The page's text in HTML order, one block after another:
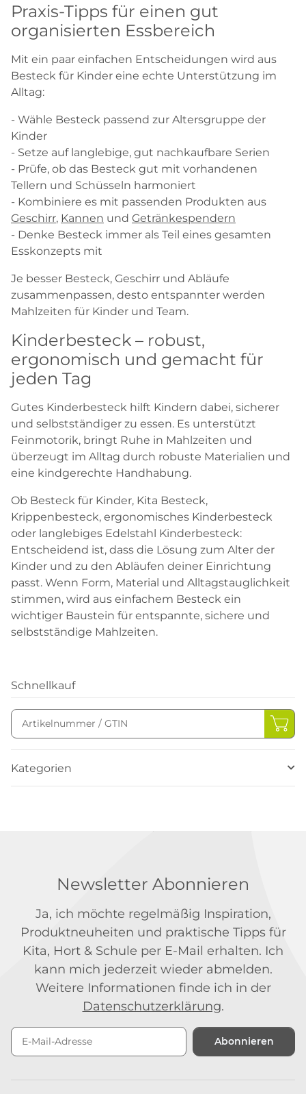
Praxis-Tipps für einen gut
organisierten Essbereich
Mit ein paar einfachen Entscheidungen wird aus
Besteck für Kinder eine echte Unterstützung im
Alltag:
- Wähle Besteck passend zur Altersgruppe der
Kinder
- Setze auf langlebige, gut nachkaufbare Serien
- Prüfe, ob das Besteck gut mit vorhandenen
Tellern und Schüsseln harmoniert
- Kombiniere es mit passenden Produkten aus
Geschirr, Kannen und Getränkespendern
- Denke Besteck immer als Teil eines gesamten
Esskonzepts mit
Je besser Besteck, Geschirr und Abläufe
zusammenpassen, desto entspannter werden
Mahlzeiten für Kinder und Team.
Kinderbesteck – robust,
ergonomisch und gemacht für
jeden Tag
Gutes Kinderbesteck hilft Kindern dabei, sicherer
und selbstständiger zu essen. Es unterstützt
Feinmotorik, bringt Ruhe in Mahlzeiten und
überzeugt im Alltag durch robuste Materialien und
eine kindgerechte Handhabung.
Ob Besteck für Kinder, Kita Besteck,
Krippenbesteck, ergonomisches Kinderbesteck
oder langlebiges Edelstahl Kinderbesteck:
Entscheidend ist, dass die Lösung zum Alter der
Kinder und zu den Abläufen deiner Einrichtung
passt. Wenn Form, Material und Alltagstauglichkeit
stimmen, wird aus einfachem Besteck ein
wichtiger Baustein für entspannte, sichere und
selbstständige Mahlzeiten.
Schnellkauf
Kategorien
Newsletter Abonnieren
Ja, ich möchte regelmäßig Inspiration,
Produktneuheiten und praktische Tipps für
Kita, Hort & Schule per E-Mail erhalten. Ich
kann mich jederzeit wieder abmelden.
Weitere Informationen finde ich in der
Datenschutzerklärung.
Abonnieren